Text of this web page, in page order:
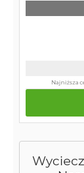
Najniższa